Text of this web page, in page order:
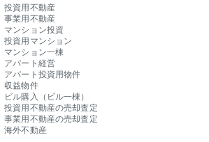
投資用不動産
事業用不動産
マンション投資
投資用マンション
マンション一棟
アパート経営
アパート投資用物件
収益物件
ビル購入（ビル一棟）
投資用不動産の売却査定
事業用不動産の売却査定
海外不動産